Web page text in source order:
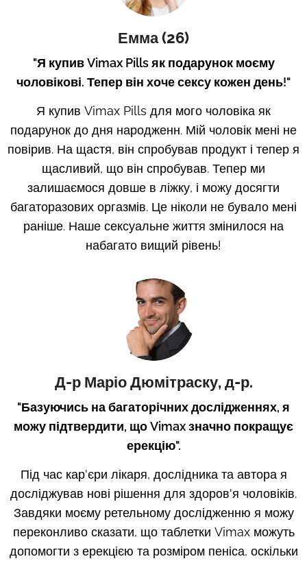
Емма (26)
"Я купив Vimax Pills як подарунок моєму
чоловікові. Тепер він хоче сексу кожен день!"
Я купив Vimax Pills для мого чоловіка як
подарунок до дня народженн. Мій чоловік мені не
повірив. На щастя, він спробував продукт і тепер я
щасливий, що він спробував. Тепер ми
залишаємося довше в ліжку, і можу досягти
багаторазових оргазмів. Це ніколи не бувало мені
раніше. Наше сексуальне життя змінилося на
набагато вищий рівень!
Д-р Маріо Дюмітраску, д-р.
"Базуючись на багаторічних дослідженнях, я
можу підтвердити, що Vimax значно покращує
ерекцію".
Під час кар'єри лікаря, дослідника та автора я
досліджував нові рішення для здоров'я чоловіків.
Завдяки моєму ретельному дослідженню я можу
переконливо сказати, що таблетки Vimax можуть
допомогти з ерекцією та розміром пеніса, оскільки